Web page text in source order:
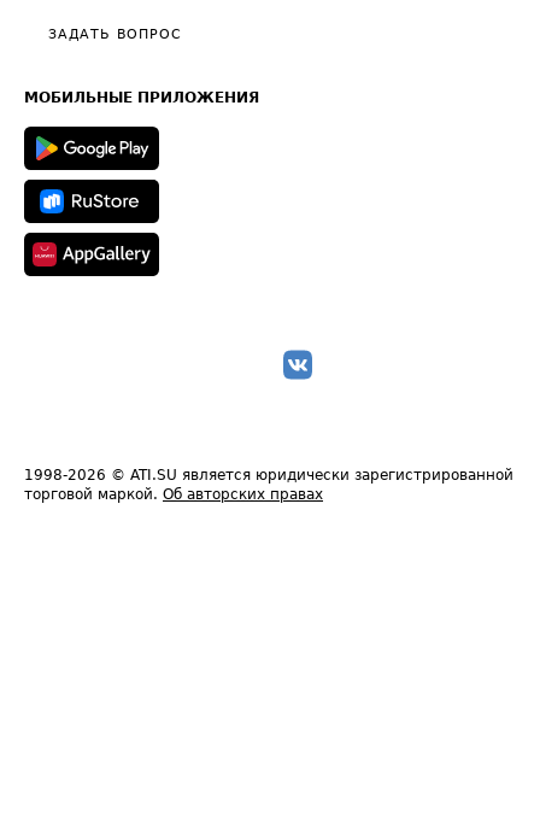
Общие положения
Полезное по перевозкам
Техническая информация
ЗАДАТЬ ВОПРОС
МОБИЛЬНЫЕ ПРИЛОЖЕНИЯ
1998-2026 © ATI.SU является юридически зарегистрированной
торговой маркой. Об авторских правах